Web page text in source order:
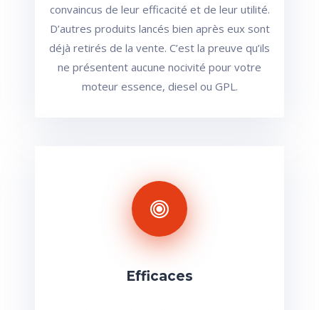
convaincus de leur efficacité et de leur utilité.
D’autres produits lancés bien après eux sont
déjà retirés de la vente. C’est la preuve qu’ils
ne présentent aucune nocivité pour votre
moteur essence, diesel ou GPL.
Efficaces